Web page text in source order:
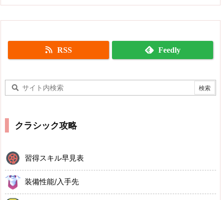
RSS Feedly
クラシック攻略
習得スキル早見表
装備性能/入手先